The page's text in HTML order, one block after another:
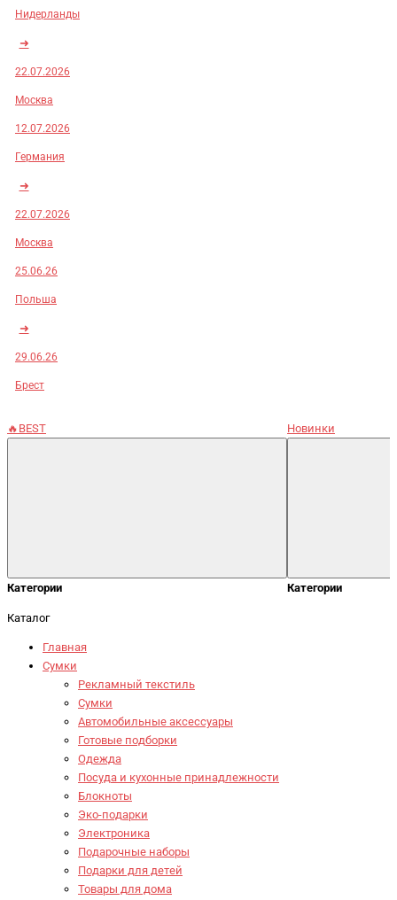
Нидерланды
➜
22.07.2026
Москва
12.07.2026
Германия
➜
22.07.2026
Москва
25.06.26
Польша
➜
29.06.26
Брест
🔥BEST
Категории
Новинки
Категории
Каталог
Главная
Сумки
Рекламный текстиль
Сумки
Автомобильные аксессуары
Готовые подборки
Одежда
Посуда и кухонные принадлежности
Блокноты
Эко-подарки
Электроника
Подарочные наборы
Подарки для детей
Товары для дома